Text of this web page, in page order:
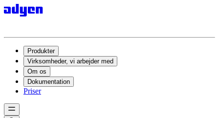
Produkter
Virksomheder, vi arbejder med
Om os
Dokumentation
Priser